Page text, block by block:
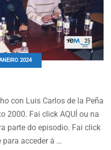
2024
con Luis Carlos de la Peña
2000. Fai click AQUÍ ou na
parte do episodio. Fai click
para acceder á …